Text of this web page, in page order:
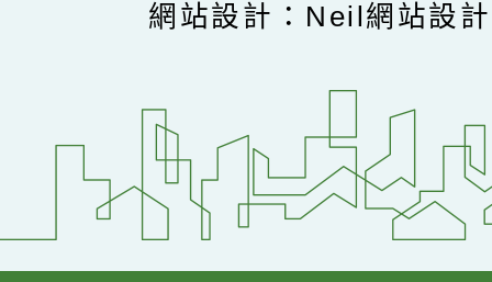
網站設計：Neil網站設